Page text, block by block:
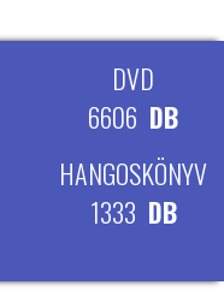
DVD
6606 DB
HANGOSKÖNYV
1333 DB